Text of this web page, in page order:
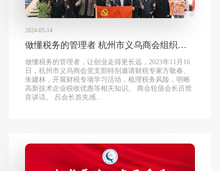
2024-05-14
做懂税务的管理者 杭州市义乌商会组织财税知识专题活动
做懂税务的管理者，让创业走得更长远，2023年11月16
日，杭州市义乌商会党支部特别邀请财税专家方敬春、
朱建林，开展财税专项学习活动，梳理税务风险，明晰
高新技术企业税收优惠等相关知识。 商会轮值会长吕世
良讲话。 吕会长首先感...